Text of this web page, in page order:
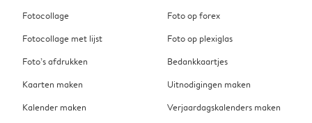
Fotocollage
Fotocollage met lijst
Foto’s afdrukken
Kaarten maken
Kalender maken
Foto op forex
Foto op plexiglas
Bedankkaartjes
Uitnodigingen maken
Verjaardagskalenders maken